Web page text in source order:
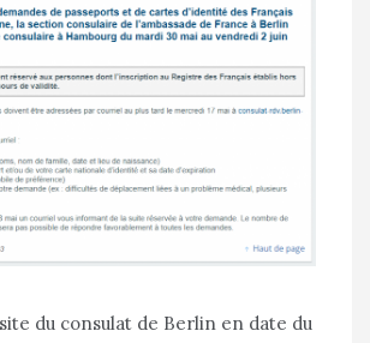
du consulat de Berlin en date du